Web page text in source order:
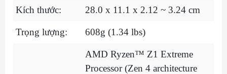
Kích thước: 28.0 x 11.1 x 2.12 ~ 3.24 cm
Trọng lượng: 608g (1.34 lbs)
AMD Ryzen™ Z1 Extreme
Processor (Zen 4 architecture